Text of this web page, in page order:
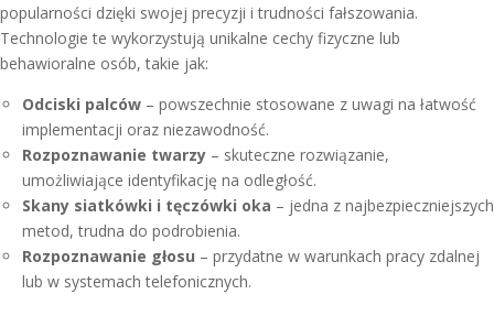
popularności dzięki swojej precyzji i trudności fałszowania.
Technologie te wykorzystują unikalne cechy fizyczne lub
behawioralne osób, takie jak:
Odciski palców – powszechnie stosowane z uwagi na łatwość
implementacji oraz niezawodność.
Rozpoznawanie twarzy – skuteczne rozwiązanie,
umożliwiające identyfikację na odległość.
Skany siatkówki i tęczówki oka – jedna z najbezpieczniejszych
metod, trudna do podrobienia.
Rozpoznawanie głosu – przydatne w warunkach pracy zdalnej
lub w systemach telefonicznych.